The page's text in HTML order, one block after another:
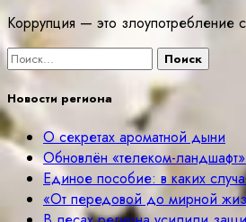
Коррупция — это
Найти:
Новости региона
О секретах ароматной дыни
Обновлён «телеком-
Единое пособие: в каких
«От передовой до мирной